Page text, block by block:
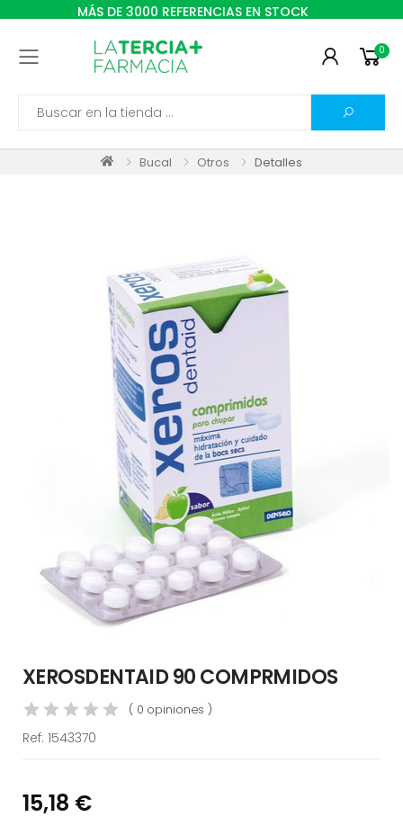
MÁS DE 3000 REFERENCIAS EN STOCK
Toggle mobile menu 0
Search
Bucal Otros Detalles
XEROSDENTAID 90 COMPRMIDOS
( 0 opiniones )
Ref: 1543370
15,18 €